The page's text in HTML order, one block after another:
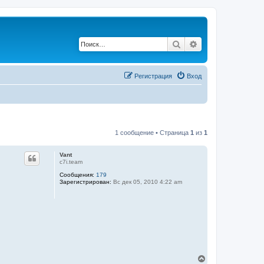
Поиск
Вход
Регистрация
1 сообщение • Страница 1 из 1
Vant
c7i.team
Сообщения: 179
Зарегистрирован: Вс дек 05, 2010 4:22 am